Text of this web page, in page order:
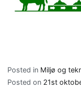
Posted in Miljø og
Posted on 21st